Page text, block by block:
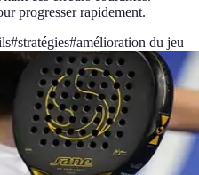
progresser rapidement.
#stratégies#amélioration du jeu